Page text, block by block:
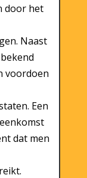
door het
Naast
voordoen
Een
dat men